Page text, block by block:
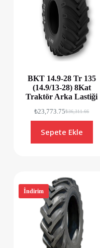
BKT 14.9-28 Tr 135
(14.9/13-28) 8Kat
Traktör Arka Lastiği
₺36,311.66
₺23,773.75
Sepete Ekle
İndirim